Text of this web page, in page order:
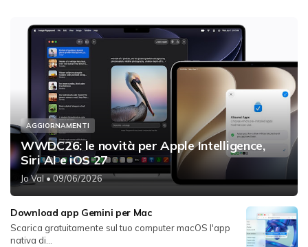
AGGIORNAMENTI
WWDC26: le novità per Apple Intelligence,
Siri AI e iOS 27
Jo Val• 09/06/2026
Download app Gemini per Mac
Scarica gratuitamente sul tuo computer macOS l'app
nativa di...